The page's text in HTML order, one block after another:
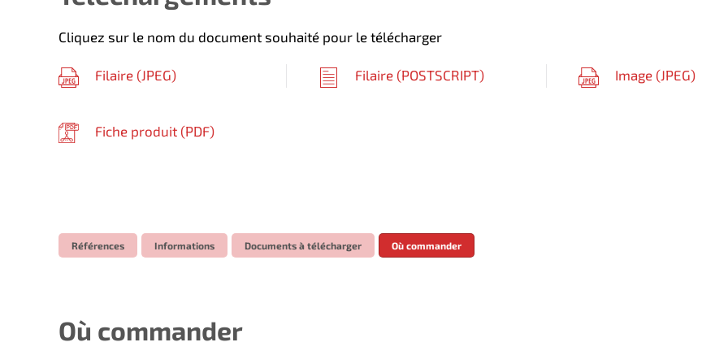
Cliquez sur le nom du document souhaité pour le télécharger
Filaire (JPEG) Filaire (POSTSCRIPT) Image (JPEG)
Fiche produit (PDF)
Références Informations Documents à télécharger Où commander
Où commander